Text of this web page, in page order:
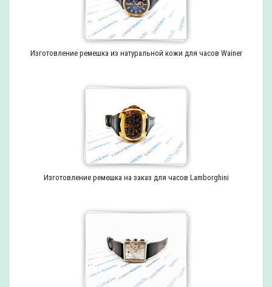
Изготовление ремешка из натуральной кожи для часов Wainer
Изготовление ремешка на заказ для часов Lamborghini